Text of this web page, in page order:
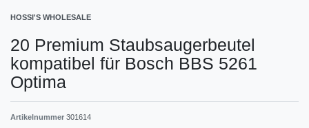
HOSSI'S WHOLESALE
20 Premium Staubsaugerbeutel
kompatibel für Bosch BBS 5261
Optima
Artikelnummer 301614